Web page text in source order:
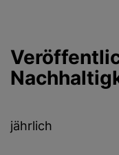
jährlich